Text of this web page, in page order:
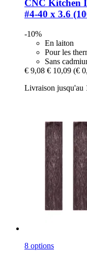
CNC Kitchen
#4-​40 x 3.6
-10%
En laiton
Pour les
Sans
€ 9,08 € 10,09 (€
Livraison jusqu'au
8 options